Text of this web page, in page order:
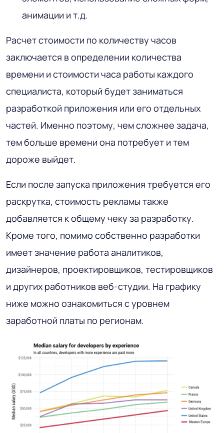
анимации и т.д.
Расчет стоимости по количеству часов
заключается в определении количества
времени и стоимости часа работы каждого
специалиста, который будет заниматься
разработкой приложения или его отдельных
частей. Именно поэтому, чем сложнее задача,
тем больше времени она потребует и тем
дороже выйдет.
Если после запуска приложения требуется его
раскрутка, стоимость рекламы также
добавляется к общему чеку за разработку.
Кроме того, помимо собственно разработки
имеет значение работа аналитиков,
дизайнеров, проектировщиков, тестировщиков
и других работников веб-студии. На графику
ниже можно ознакомиться с уровнем
заработной платы по регионам.